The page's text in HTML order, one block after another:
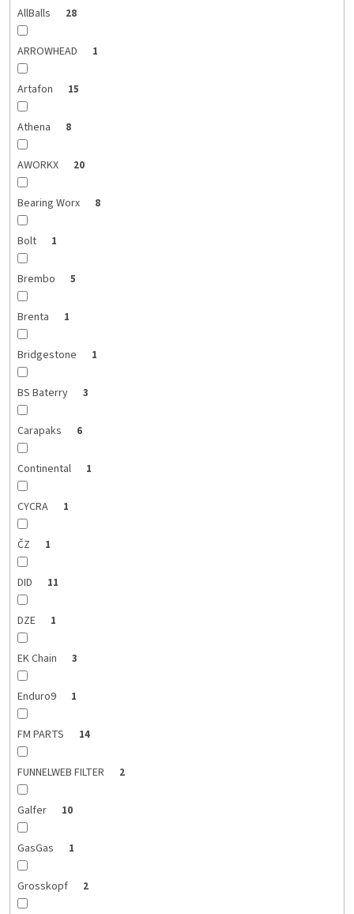
AllBalls 28
ARROWHEAD 1
Artafon 15
Athena 8
AWORKX 20
Bearing Worx 8
Bolt 1
Brembo 5
Brenta 1
Bridgestone 1
BS Baterry 3
Carapaks 6
Continental 1
CYCRA 1
ČZ 1
DID 11
DZE 1
EK Chain 3
Enduro9 1
FM PARTS 14
FUNNELWEB FILTER 2
Galfer 10
GasGas 1
Grosskopf 2